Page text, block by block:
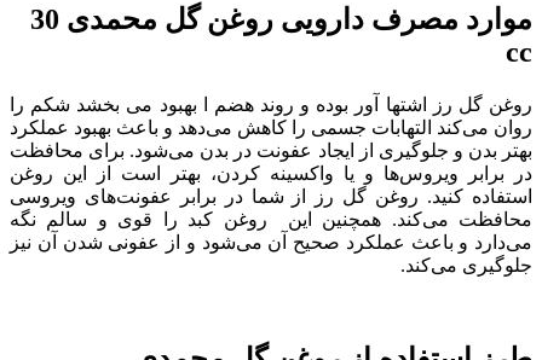
موارد مصرف دارویی روغن گل محمدی 30
cc
روغن گل رز اشتها آور بوده و روند هضم ا بهبود می بخشد شکم را
روان می‌کند التهابات جسمی را کاهش می‌دهد و باعث بهبود عملکرد
بهتر بدن و جلوگیری از ایجاد عفونت در بدن می‌شود. برای محافظت
در برابر ویروس‌ها و یا واکسینه کردن، بهتر است از این روغن
استفاده کنید. روغن گل رز از شما در برابر عفونت‌های ویروسی
محافظت می‌کند. همچنین این روغن کبد را قوی و سالم نگه
می‌دارد و باعث عملکرد صحیح آن می‌شود و از عفونی شدن آن نیز
جلوگیری می‌کند.